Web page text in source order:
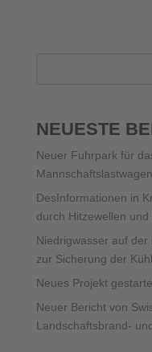
NEUESTE
Neuer Fuhrpark für
DesInformationen in
durch Hitzewellen und
Niedrigwasser auf
zur Sicherung der
Neues Projekt
Neuer Bericht von
Landschaftsbrand-